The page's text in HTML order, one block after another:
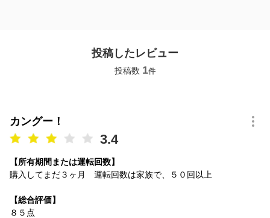
投稿したレビュー
投稿数 1件
カングー！
3.4
【所有期間または運転回数】
購入してまだ３ヶ月 運転回数は家族で、５０回以上
【総合評価】
８５点